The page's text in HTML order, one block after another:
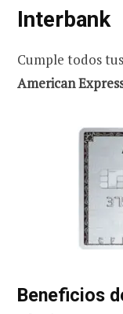
Interbank
Cumple todos
American
Beneficios